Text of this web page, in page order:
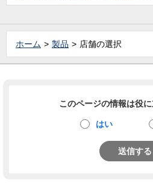
ホーム 製品 店舗の選択
このページの情報は役
はい
送信する